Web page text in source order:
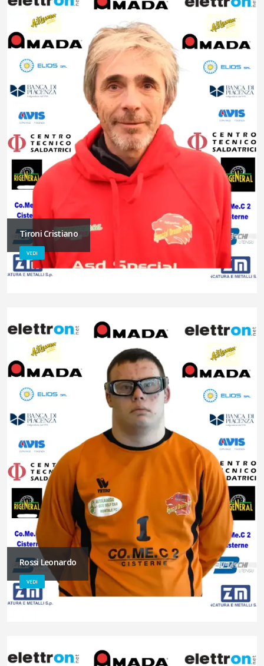
Tironi Cristiano
VEDI
Rossi Leonardo
VEDI